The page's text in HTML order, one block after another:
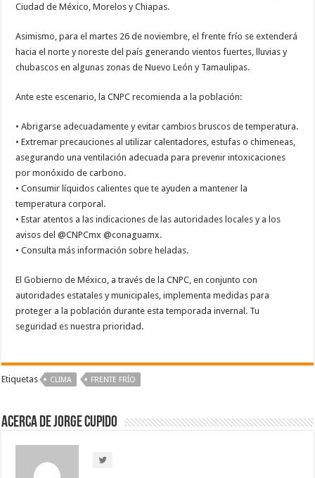
Ciudad de México, Morelos y Chiapas.
Asimismo, para el martes 26 de noviembre, el frente frío se extenderá
hacia el norte y noreste del país generando vientos fuertes, lluvias y
chubascos en algunas zonas de Nuevo León y Tamaulipas.
Ante este escenario, la CNPC recomienda a la población:
• Abrigarse adecuadamente y evitar cambios bruscos de temperatura.
• Extremar precauciones al utilizar calentadores, estufas o chimeneas,
asegurando una ventilación adecuada para prevenir intoxicaciones
por monóxido de carbono.
• Consumir líquidos calientes que te ayuden a mantener la
temperatura corporal.
• Estar atentos a las indicaciones de las autoridades locales y a los
avisos del @CNPCmx @conaguamx.
• Consulta más información sobre heladas.
El Gobierno de México, a través de la CNPC, en conjunto con
autoridades estatales y municipales, implementa medidas para
proteger a la población durante esta temporada invernal. Tu
seguridad es nuestra prioridad.
Etiquetas CLIMA FRENTE FRÍO
Acerca de Jorge Cupido